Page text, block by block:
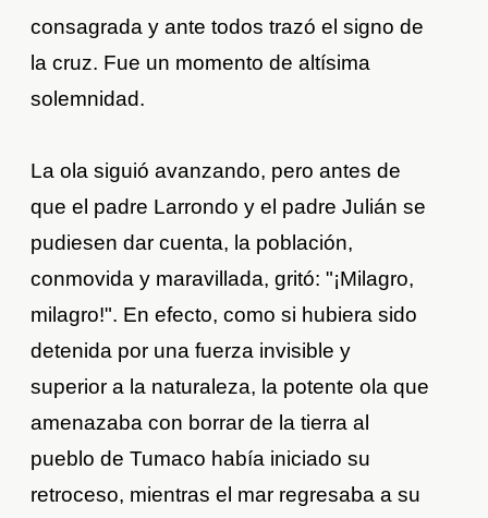
consagrada y ante todos trazó el signo de
la cruz. Fue un momento de altísima
solemnidad.
La ola siguió avanzando, pero antes de
que el padre Larrondo y el padre Julián se
pudiesen dar cuenta, la población,
conmovida y maravillada, gritó: "¡Milagro,
milagro!". En efecto, como si hubiera sido
detenida por una fuerza invisible y
superior a la naturaleza, la potente ola que
amenazaba con borrar de la tierra al
pueblo de Tumaco había iniciado su
retroceso, mientras el mar regresaba a su